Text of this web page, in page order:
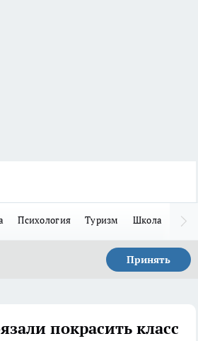
Психология Туризм Школа
Принять
покрасить класс